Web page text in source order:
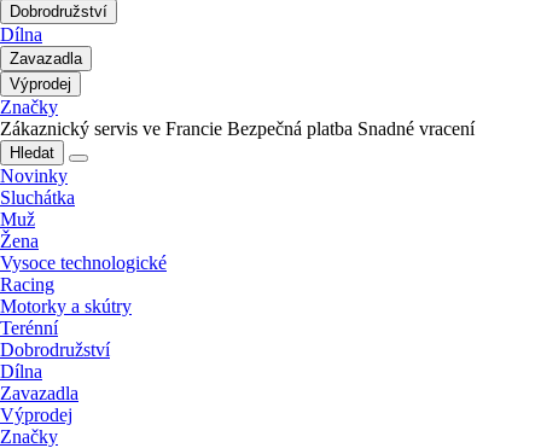
Dobrodružství
Dílna
Zavazadla
Výprodej
Značky
Zákaznický servis ve Francie Bezpečná platba Snadné vracení
Hledat
Novinky
Sluchátka
Muž
Žena
Vysoce technologické
Racing
Motorky a skútry
Terénní
Dobrodružství
Dílna
Zavazadla
Výprodej
Značky